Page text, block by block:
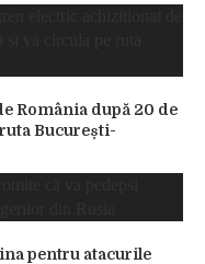
România după 20 de
București-
pentru atacurile